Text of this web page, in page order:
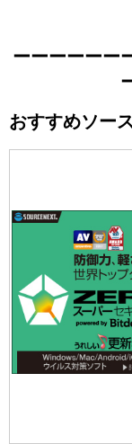
ーーーーー
おすすめソー